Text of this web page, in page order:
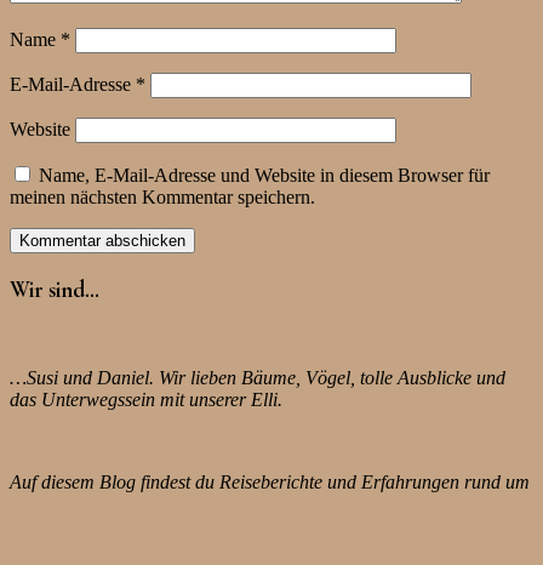
Name *
E-Mail-Adresse *
Website
Name, E-Mail-Adresse und Website in diesem Browser für
meinen nächsten Kommentar speichern.
Wir sind…
…Susi und Daniel. Wir lieben Bäume, Vögel, tolle Ausblicke und
das Unterwegssein mit unserer Elli.
Auf diesem Blog findest du Reiseberichte und Erfahrungen rund um